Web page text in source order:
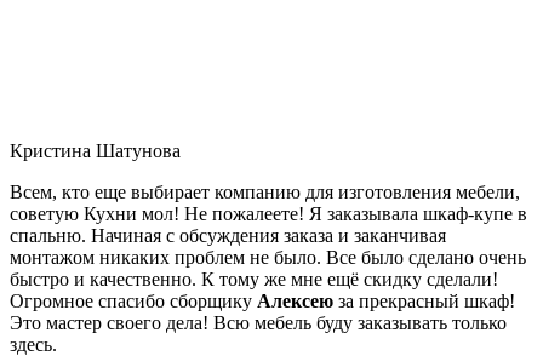
Кристина Шатунова
Всем, кто еще выбирает компанию для изготовления мебели,
советую Кухни мол! Не пожалеете! Я заказывала шкаф-купе в
спальню. Начиная с обсуждения заказа и заканчивая
монтажом никаких проблем не было. Все было сделано очень
быстро и качественно. К тому же мне ещё скидку сделали!
Огромное спасибо сборщику Алексею за прекрасный шкаф!
Это мастер своего дела! Всю мебель буду заказывать только
здесь.